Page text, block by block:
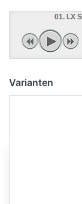
01. LX
Varianten